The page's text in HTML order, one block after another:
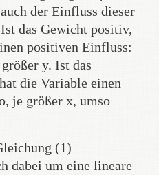
der Einfluss dieser
das Gewicht positiv,
positiven Einfluss:
y. Ist das
die Variable einen
je größer x, umso
(1)
dabei um eine lineare